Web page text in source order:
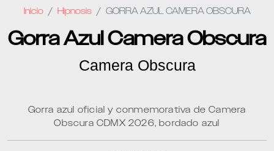
Inicio Hipnosis GORRA AZUL CAMERA OBSCURA
Gorra Azul Camera Obscura
Camera Obscura
Gorra azul oficial y conmemorativa de Camera
Obscura CDMX 2026, bordado azul